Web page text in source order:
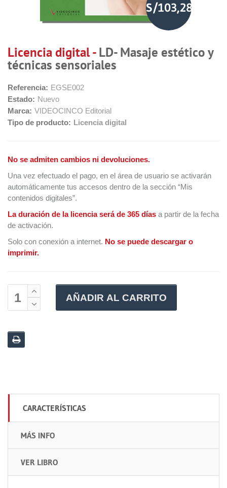
S/103,28
Licencia digital -LD- Masaje estético y
técnicas sensoriales
Referencia: EGSE002
Estado: Nuevo
Marca: VIDEOCINCO Editorial
Tipo de producto: Licencia digital
No se admiten cambios ni devoluciones.
Una vez efectuado el pago, en el área de usuario se activarán
automáticamente tus accesos dentro de la sección “Mis
contenidos digitales”.
La duración de la licencia será de 365 días a partir de la fecha
de activación.
Solo con conexión a internet. No se puede descargar o
imprimir.
AÑADIR AL CARRITO
CARACTERÍSTICAS
MÁS INFO
VER LIBRO